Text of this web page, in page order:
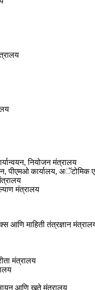
नियोजन मंत्रालय
पीएमओ कार्यालय, अॅटोमिक
मंत्रालय
आणि माहिती तंत्रज्ञान
मंत्रालय
आणि खते मंत्रालय